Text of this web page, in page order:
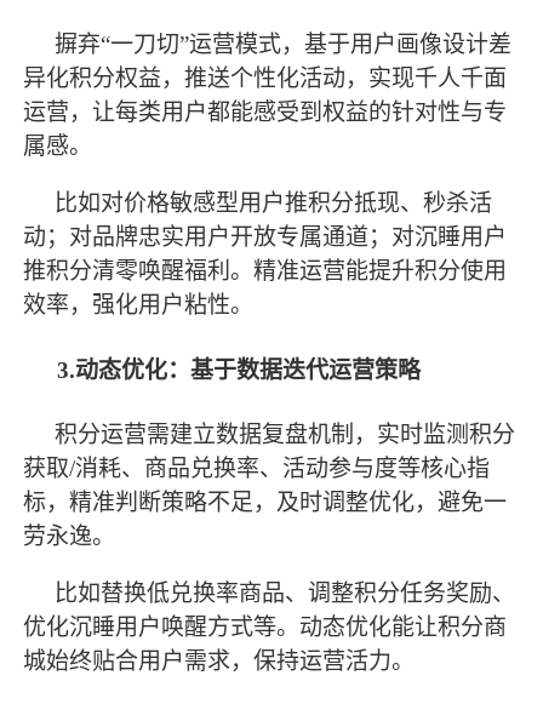
摒弃“一刀切”运营模式，基于用户画像设计差
异化积分权益，推送个性化活动，实现千人千面
运营，让每类用户都能感受到权益的针对性与专
属感。
比如对价格敏感型用户推积分抵现、秒杀活
动；对品牌忠实用户开放专属通道；对沉睡用户
推积分清零唤醒福利。精准运营能提升积分使用
效率，强化用户粘性。
3.动态优化：基于数据迭代运营策略
积分运营需建立数据复盘机制，实时监测积分
获取/消耗、商品兑换率、活动参与度等核心指
标，精准判断策略不足，及时调整优化，避免一
劳永逸。
比如替换低兑换率商品、调整积分任务奖励、
优化沉睡用户唤醒方式等。动态优化能让积分商
城始终贴合用户需求，保持运营活力。